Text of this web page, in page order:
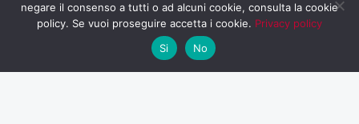
negare il consenso a tutti o ad alcuni cookie, consulta la cookie
policy. Se vuoi proseguire accetta i cookie. Privacy policy
Si
No